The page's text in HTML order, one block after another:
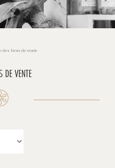
des lieux de vente
DE VENTE